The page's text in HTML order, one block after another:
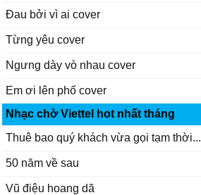
Đau bởi vì ai cover
Từng yêu cover
Ngưng dày vò nhau cover
Em ơi lên phố cover
Nhạc chờ Viettel hot nhất tháng
Thuê bao quý khách vừa gọi tạm thời...
50 năm về sau
Vũ điệu hoang dã